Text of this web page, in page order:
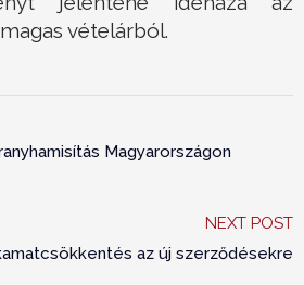
vételárból.
Magyarországon
NEXT POST
az új szerződésekre